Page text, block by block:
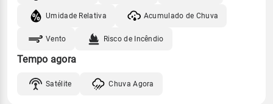
Umidade Relativa Acumulado de Chuva
Vento Risco de Incêndio
Tempo agora
Satélite Chuva Agora